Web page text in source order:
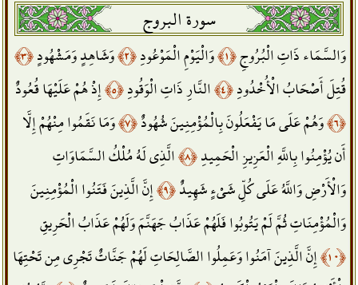
سورة البروج
وَالسَّمَاء ذَاتِ الْبُرُوجِ﴿١﴾ وَالْيَوْمِ الْمَوْعُودِ﴿٢﴾ وَشَاهِدٍ وَمَشْهُودٍ﴿٣﴾
قُتِلَ أَصْحَابُ الْأُخْدُودِ﴿٤﴾ النَّارِ ذَاتِ الْوَقُودِ﴿٥﴾ إِذْ هُمْ عَلَيْهَا قُعُودٌ
﴿٦﴾ وَهُمْ عَلَى مَا يَفْعَلُونَ بِالْمُؤْمِنِينَ شُهُودٌ﴿٧﴾ وَمَا نَقَمُوا مِنْهُمْ إِلَّا
أَن يُؤْمِنُوا بِاللَّهِ الْعَزِيزِ الْحَمِيدِ﴿٨﴾ الَّذِي لَهُ مُلْكُ السَّمَاوَاتِ
وَالْأَرْضِ وَاللَّهُ عَلَى كُلِّ شَيْءٍ شَهِيدٌ﴿٩﴾ إِنَّ الَّذِينَ فَتَنُوا الْمُؤْمِنِينَ
وَالْمُؤْمِنَاتِ ثُمَّ لَمْ يَتُوبُوا فَلَهُمْ عَذَابُ جَهَنَّمَ وَلَهُمْ عَذَابُ الْحَرِيقِ
﴿١٠﴾
إِنَّ الَّذِينَ آمَنُوا وَعَمِلُوا الصَّالِحَاتِ لَهُمْ جَنَّاتٌ تَجْرِي مِن تَحْتِهَا